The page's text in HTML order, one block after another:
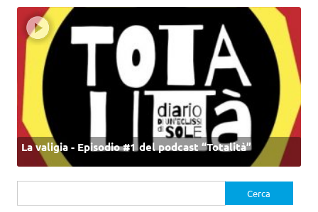
La valigia - Episodio #1 del podcast “Totalità”
per: